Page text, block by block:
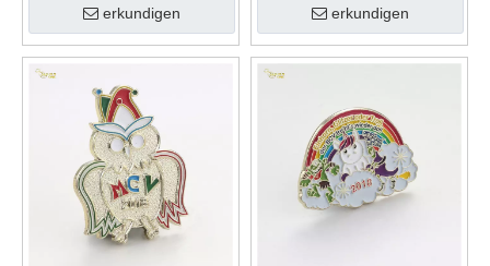
Andenken-Form-Zink-
Legierungs-Karnevals-
Abzeichen
erkundigen
Gedenkkarnevals-Abzeichen
erkundigen